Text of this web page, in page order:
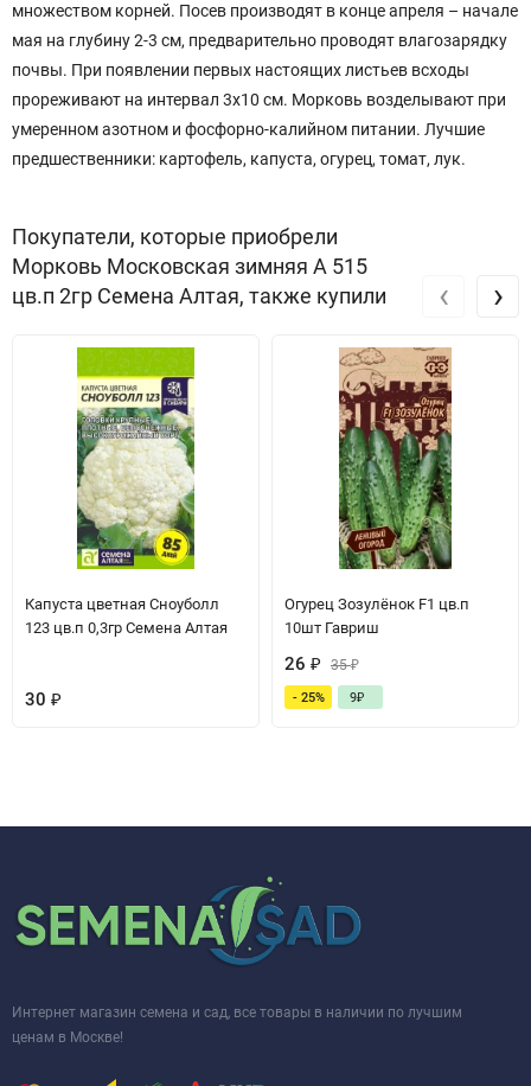
множеством корней. Посев производят в конце апреля – начале
мая на глубину 2-3 см, предварительно проводят влагозарядку
почвы. При появлении первых настоящих листьев всходы
прореживают на интервал 3х10 см. Морковь возделывают при
умеренном азотном и фосфорно-калийном питании. Лучшие
предшественники: картофель, капуста, огурец, томат, лук.
Покупатели, которые приобрели
Морковь Московская зимняя А 515
цв.п 2гр Семена Алтая, также купили
Капуста цветная Сноуболл
123 цв.п 0,3гр Семена Алтая
30 ₽
Огурец Зозулёнок F1 цв.п
10шт Гавриш
26 ₽ 35₽
- 25% 9₽
‹ ›
Интернет магазин семена и сад, все товары в наличии по лучшим
ценам в Москве!